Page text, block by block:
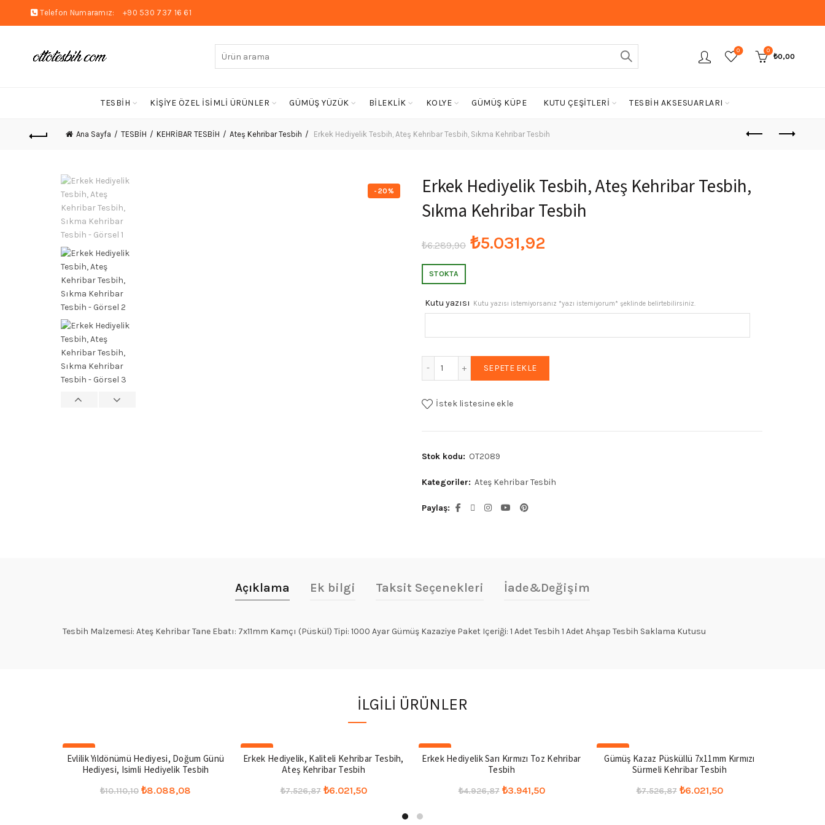
Telefon Numaramız: +90 530 737 16 61
Arayın: 0 0
₺0,00
TESBİH KİŞİYE ÖZEL İSİMLİ ÜRÜNLER GÜMÜŞ YÜZÜK BİLEKLİK KOLYE GÜMÜŞ KÜPE KUTU ÇEŞİTLERİ TESBİH AKSESUARLARI
Ana Sayfa TESBİH KEHRİBAR TESBİH Ateş Kehribar Tesbih Erkek Hediyelik Tesbih, Ateş Kehribar Tesbih, Sıkma Kehribar Tesbih
-20%
Erkek Hediyelik Tesbih, Ateş Kehribar Tesbih,
Sıkma Kehribar Tesbih
₺6.289,90 Orijinal
₺6.289,90.
₺5.031,92
fiyat:
STOKTA
Kutu yazısı Kutu yazısı istemiyorsanız *yazı istemiyorum* şeklinde belirtebilirsiniz.
SEPETE EKLE
İstek listesine ekle
Stok kodu: OT2089
Kategoriler: Ateş Kehribar Tesbih
Paylaş
Açıklama Ek bilgi Taksit Seçenekleri İade&Değişim
Tesbih Malzemesi: Ateş Kehribar Tane Ebatı: 7x11mm Kamçı (Püskül) Tipi: 1000 Ayar Gümüş Kazaziye Paket Içeriği: 1 Adet Tesbih 1 Adet Ahşap Tesbih Saklama Kutusu
İLGILI ÜRÜNLER
Evlilik Yıldönümü Hediyesi, Doğum Günü
Hediyesi, Isimli Hediyelik Tesbih
₺10.110,10 Orijinal
₺8.088,08
Erkek Hediyelik, Kaliteli Kehribar Tesbih,
Ateş Kehribar Tesbih
₺7.526,87 Orijinal
₺6.021,50Şu
Erkek Hediyelik Sarı Kırmızı Toz Kehribar
Tesbih
₺4.926,87 Orijinal
₺3.941,50Şu
Gümüş Kazaz Püsküllü 7x11mm Kırmızı
Sürmeli Kehribar Tesbih
₺7.526,87 Orijinal
₺6.021,50Şu